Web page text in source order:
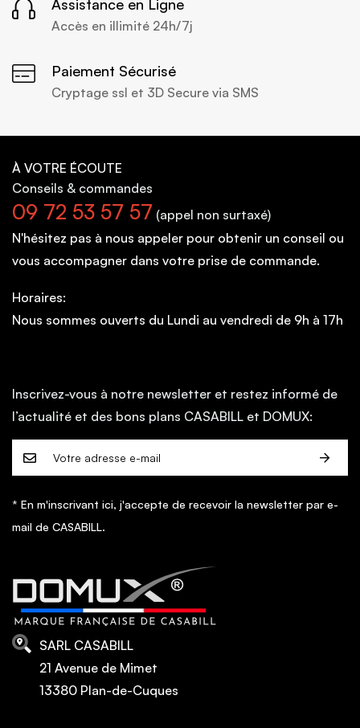
Assistance en Ligne
Accès en illimité 24h/7j
Paiement Sécurisé
Cryptage ssl et 3D Secure via SMS
À VOTRE ÉCOUTE
Conseils & commandes
09 72 53 57 57 (appel non surtaxé)
N'hésitez pas à nous appeler pour obtenir un conseil ou
vous accompagner dans votre prise de commande.
Horaires:
Nous sommes ouverts du Lundi au vendredi de 9h à 17h
Inscrivez-vous à notre newsletter et restez informé de
l’actualité et des bons plans CASABILL et DOMUX:
* En m'inscrivant ici, j'accepte de recevoir la newsletter par e-
mail de CASABILL.
SARL CASABILL
21 Avenue de Mimet
13380 Plan-de-Cuques